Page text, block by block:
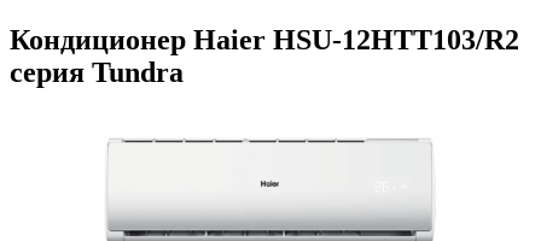
Кондиционер Haier HSU-12HTT103/R2
серия Tundra